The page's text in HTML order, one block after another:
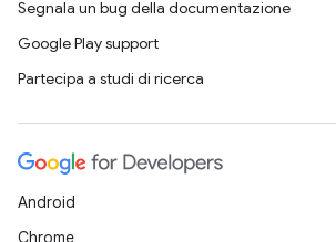
Segnala un bug della documentazione
Google Play support
Partecipa a studi di ricerca
Android
Chrome